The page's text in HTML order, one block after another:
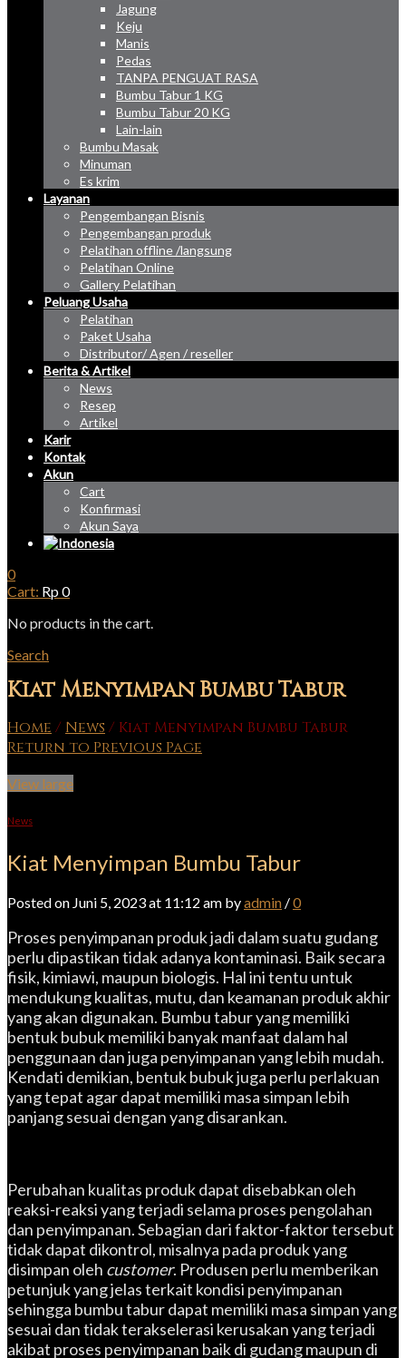
Jagung
Keju
Manis
Pedas
TANPA PENGUAT RASA
Bumbu Tabur 1 KG
Bumbu Tabur 20 KG
Lain-lain
Bumbu Masak
Minuman
Es krim
Layanan
Pengembangan Bisnis
Pengembangan produk
Pelatihan offline /langsung
Pelatihan Online
Gallery Pelatihan
Peluang Usaha
Pelatihan
Paket Usaha
Distributor/ Agen / reseller
Berita & Artikel
News
Resep
Artikel
Karir
Kontak
Akun
Cart
Konfirmasi
Akun Saya
0
Cart: Rp0
No products in the cart.
Search
Kiat Menyimpan Bumbu Tabur
Home / News / Kiat Menyimpan Bumbu Tabur
Return to Previous Page
View large
News
Kiat Menyimpan Bumbu Tabur
Posted on Juni 5, 2023 at 11:12 am byadmin /0
Proses penyimpanan produk jadi dalam suatu gudang
perlu dipastikan tidak adanya kontaminasi. Baik secara
fisik, kimiawi, maupun biologis. Hal ini tentu untuk
mendukung kualitas, mutu, dan keamanan produk akhir
yang akan digunakan. Bumbu tabur yang memiliki
bentuk bubuk memiliki banyak manfaat dalam hal
penggunaan dan juga penyimpanan yang lebih mudah.
Kendati demikian, bentuk bubuk juga perlu perlakuan
yang tepat agar dapat memiliki masa simpan lebih
panjang sesuai dengan yang disarankan.
Perubahan kualitas produk dapat disebabkan oleh
reaksi-reaksi yang terjadi selama proses pengolahan
dan penyimpanan. Sebagian dari faktor-faktor tersebut
tidak dapat dikontrol, misalnya pada produk yang
disimpan oleh customer. Produsen perlu memberikan
petunjuk yang jelas terkait kondisi penyimpanan
sehingga bumbu tabur dapat memiliki masa simpan yang
sesuai dan tidak terakselerasi kerusakan yang terjadi
akibat proses penyimpanan baik di gudang maupun di